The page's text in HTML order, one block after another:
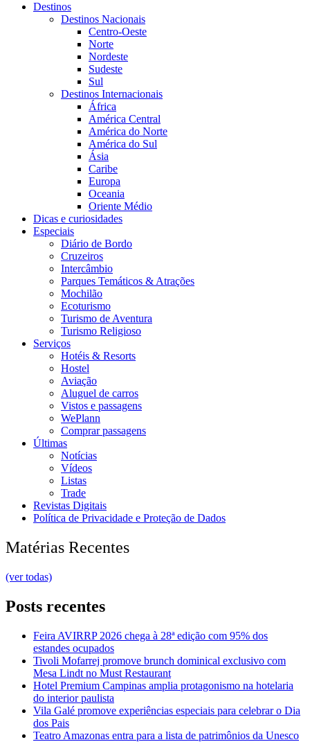
Destinos
Destinos Nacionais
Centro-Oeste
Norte
Nordeste
Sudeste
Sul
Destinos Internacionais
África
América Central
América do Norte
América do Sul
Ásia
Caribe
Europa
Oceania
Oriente Médio
Dicas e curiosidades
Especiais
Diário de Bordo
Cruzeiros
Intercâmbio
Parques Temáticos & Atrações
Mochilão
Ecoturismo
Turismo de Aventura
Turismo Religioso
Serviços
Hotéis & Resorts
Hostel
Aviação
Aluguel de carros
Vistos e passagens
WePlann
Comprar passagens
Últimas
Notícias
Vídeos
Listas
Trade
Revistas Digitais
Política de Privacidade e Proteção de Dados
Matérias Recentes
(ver todas)
Posts recentes
Feira AVIRRP 2026 chega à 28ª edição com 95% dos
estandes ocupados
Tivoli Mofarrej promove brunch dominical exclusivo com
Mesa Lindt no Must Restaurant
Hotel Premium Campinas amplia protagonismo na hotelaria
do interior paulista
Vila Galé promove experiências especiais para celebrar o Dia
dos Pais
Teatro Amazonas entra para a lista de patrimônios da Unesco